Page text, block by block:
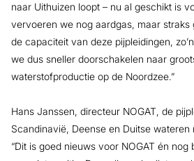
naar Uithuizen loopt – nu al geschikt is
vervoeren we nog aardgas, maar straks
de capaciteit van deze pijpleidingen,
we dus sneller doorschakelen naar
waterstofproductie op de Noordzee.”
Hans Janssen, directeur NOGAT, de
Scandinavië, Deense en Duitse wateren
“Dit is goed nieuws voor NOGAT én